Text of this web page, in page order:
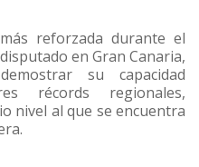
reforzada durante el
en Gran Canaria,
su capacidad
récords regionales,
nivel al que se encuentra